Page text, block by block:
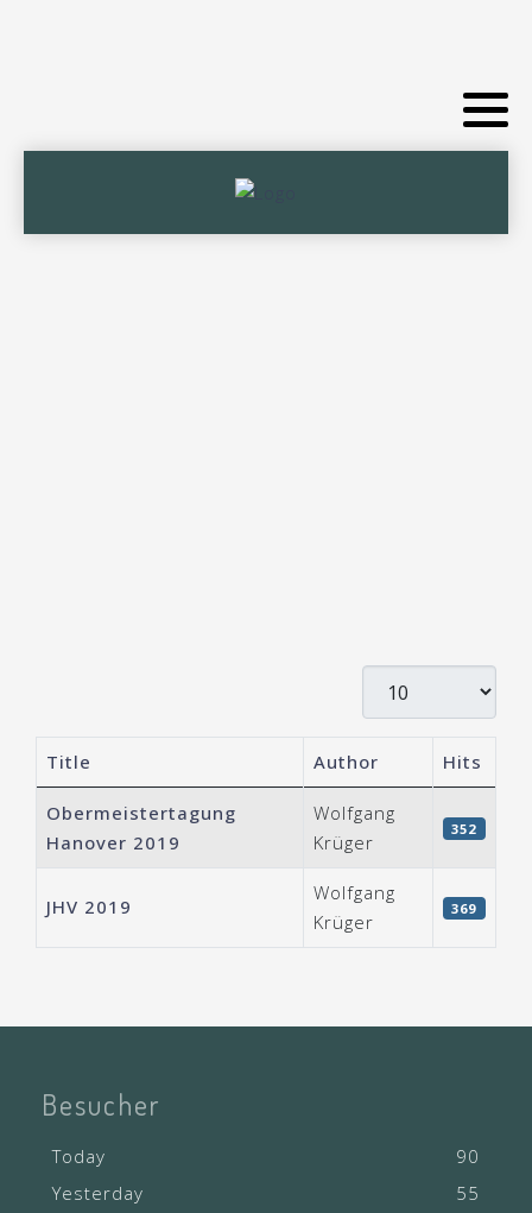
Articles
Title Author Hits
Obermeistertagung
Hanover 2019
Wolfgang
Krüger
352
JHV 2019
Wolfgang
Krüger
369
Besucher
Today
90
Yesterday
55